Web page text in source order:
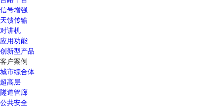
信号增强
天馈传输
对讲机
应用功能
创新型产品
客户案例
城市综合体
超高层
隧道管廊
公共安全